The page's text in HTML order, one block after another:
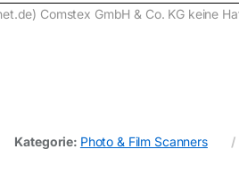
Comstex GmbH & Co. KG keine
Kategorie: Photo & Film Scanners